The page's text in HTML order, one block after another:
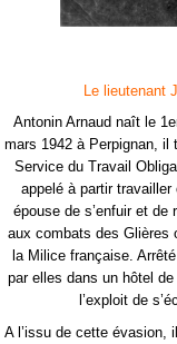
Le lieutenant
Antonin Arnaud naît le
mars 1942 à Perpignan, il
Service du Travail
appelé à partir
épouse de s’enfuir et
aux combats des Glières
la Milice française.
par elles dans un hôtel
l’exploit de
A l’issu de cette évasion,